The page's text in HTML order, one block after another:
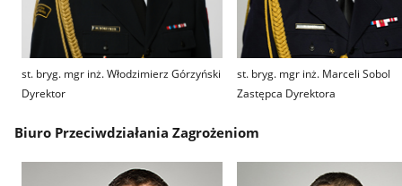
st. bryg. mgr inż. Włodzimierz Górzyński
Dyrektor
st. bryg. mgr inż. Marceli Sobol
Zastępca Dyrektora
Biuro Przeciwdziałania Zagrożeniom